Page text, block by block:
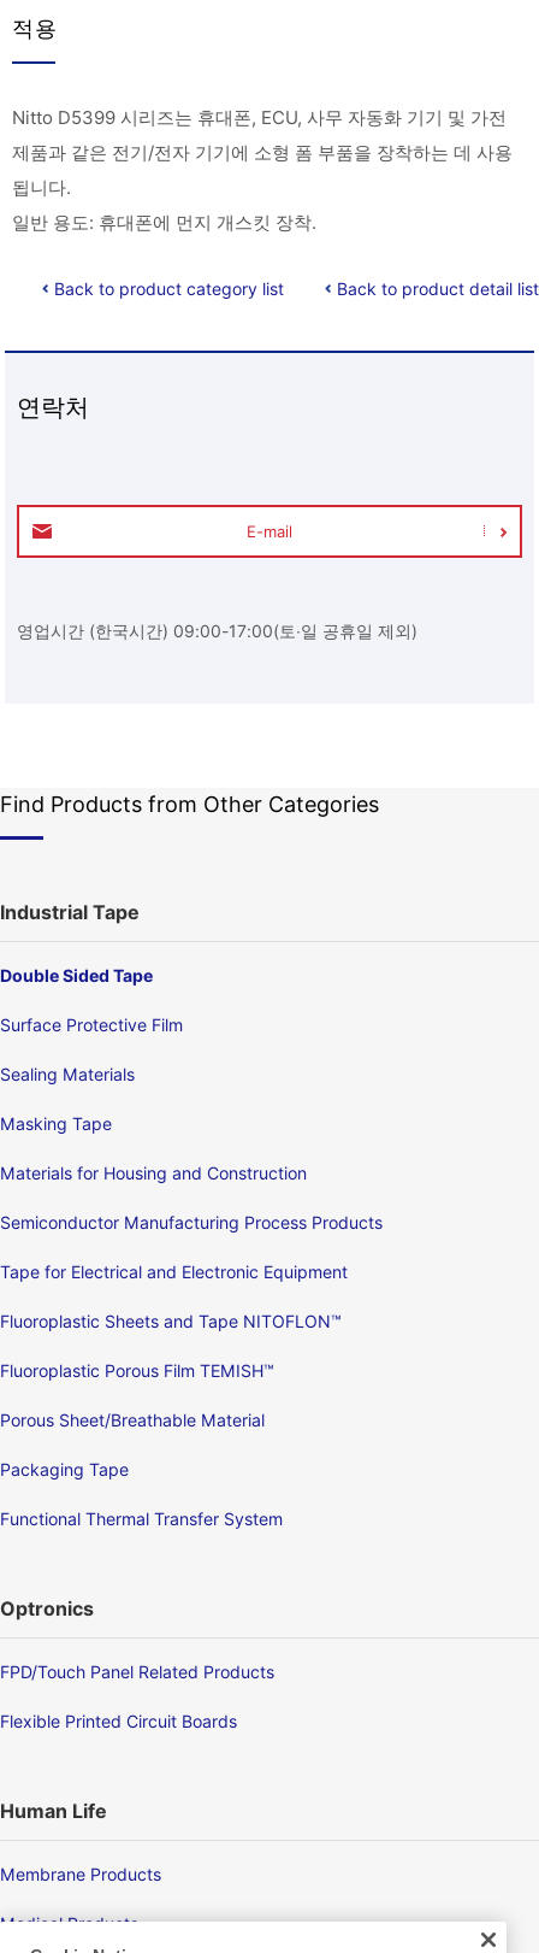
적용
Nitto D5399 시리즈는 휴대폰, ECU, 사무 자동화 기기 및 가전
제품과 같은 전기/전자 기기에 소형 폼 부품을 장착하는 데 사용
됩니다.
일반 용도: 휴대폰에 먼지 개스킷 장착.
Back to product category list Back to product detail list
연락처
E-mail
영업시간 (한국시간) 09:00-17:00(토∙일 공휴일 제외)
Find Products from Other Categories
Industrial Tape
Double Sided Tape
Surface Protective Film
Sealing Materials
Masking Tape
Materials for Housing and Construction
Semiconductor Manufacturing Process Products
Tape for Electrical and Electronic Equipment
Fluoroplastic Sheets and Tape NITOFLON™
Fluoroplastic Porous Film TEMISH™
Porous Sheet/Breathable Material
Packaging Tape
Functional Thermal Transfer System
Optronics
FPD/Touch Panel Related Products
Flexible Printed Circuit Boards
Human Life
Membrane Products
Medical Products